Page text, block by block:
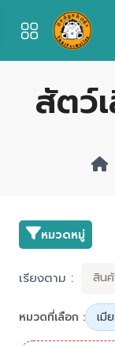
สัตว์
หมวดหมู่
เรียงตาม : สินค้
หมวดที่เลือก : เมี